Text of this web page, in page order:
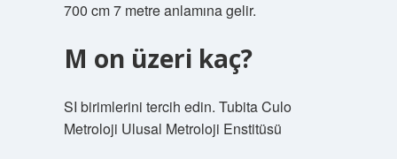
700 cm 7 metre anlamına gelir.
M on üzeri kaç?
SI birimlerini tercih edin. Tubita Culo
Metroloji Ulusal Metroloji Enstitüsü